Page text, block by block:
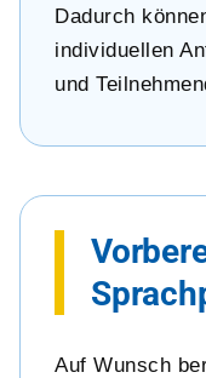
Dadurch
individuellen
und
Auf Wunsch